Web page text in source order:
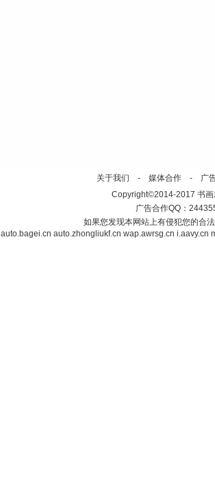
关于我们 - 媒体合作 - 广
Copyright©2014-2017 书
广告合作QQ：
如果您发现本网站上有侵犯您的合
auto.bagei.cn auto.zhongliukf.cn wap.awrsg.cn i.aavy.cn